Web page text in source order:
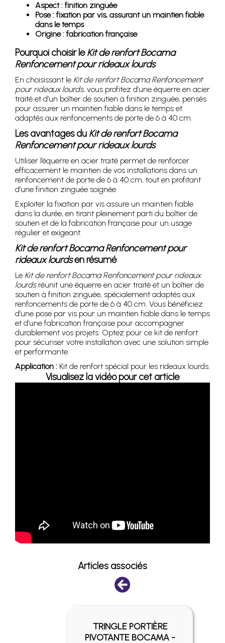
Aspect : finition zinguée
Pose : fixation par vis, assurant un maintien fiable
dans le temps
Origine : fabrication française
Pourquoi choisir leKit de renfort Bocama
Renfoncement pour rideaux lourds
En choisissant le Kit de renfort Bocama Renfoncement
pour rideaux lourds, vous profitez d’une équerre en acier
traité et d’un boîtier de soutien à finition zinguée, pensés
pour assurer un maintien fiable dans le temps et
adaptés aux renfoncements de porte de 6 à 40 cm.
Les avantages du Kit de renfort Bocama
Renfoncement pour rideaux lourds
Utiliser l’équerre en acier traité permet de renforcer
efficacement le maintien de vos installations dans un
renfoncement de porte de 6 à 40 cm, tout en profitant
d’une finition zinguée soignée.
Exploiter la fixation par vis assure un maintien fiable
dans la durée, en tirant pleinement parti du boîtier de
soutien et de la fabrication française pour un usage
régulier et exigeant.
Kit de renfort Bocama Renfoncement pour
rideaux lourdsen résumé
Le Kit de renfort Bocama Renfoncement pour rideaux
lourdsréunit une équerre en acier traité et un boîtier de
soutien à finition zinguée, spécialement adaptés aux
renfoncements de porte de 6 à 40 cm. Vous bénéficiez
d’une pose par vis pour un maintien fiable dans le temps
et d’une fabrication française pour accompagner
durablement vos projets. Optez pour ce kit de renfort
pour sécuriser votre installation avec une solution simple
et performante.
Application : Kit de renfort spécial pour les rideaux lourds.
Visualisez la vidéo pour cet article
Articles associés
TRINGLE PORTIÈRE
PIVOTANTE BOCAMA -